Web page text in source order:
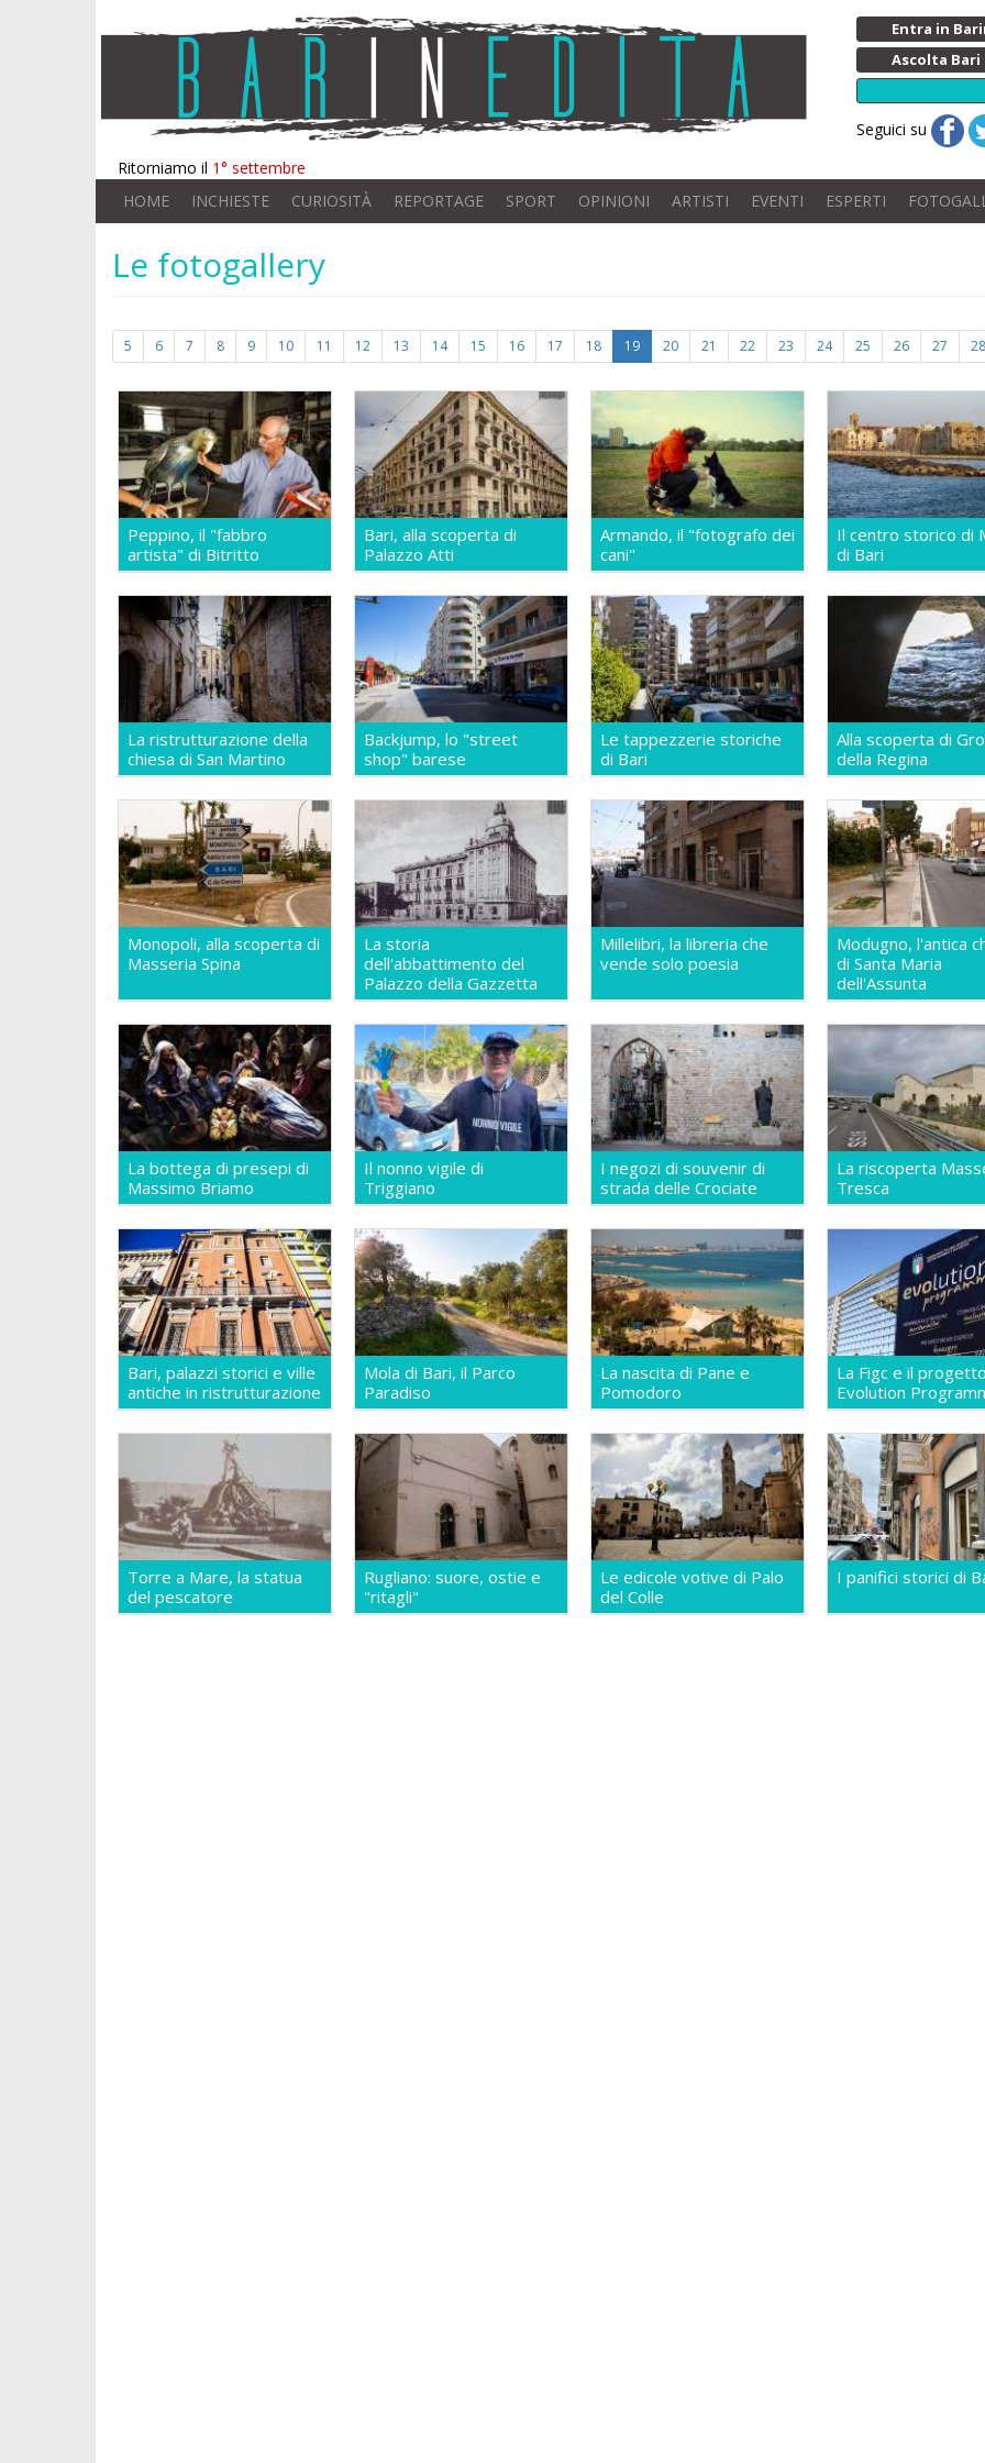
Ritorniamo il 1° settembre
Entra in
Ascolta
Seguici su
HOME INCHIESTE CURIOSITÀ REPORTAGE SPORT OPINIONI ARTISTI EVENTI ESPERTI
Le fotogallery
5 6 7 8 9 10 11 12 13 14 15 16 17 18 19 20 21 22 23 24 25 26 27 28
Peppino, il "fabbro
artista" di Bitritto
Bari, alla scoperta di
Palazzo Atti
Armando, il "fotografo dei
cani"
Il centro storico di
di Bari
La ristrutturazione della
chiesa di San Martino
Backjump, lo "street
shop" barese
Le tappezzerie storiche
di Bari
Alla scoperta di
della Regina
Monopoli, alla scoperta di
Masseria Spina
La storia
dell'abbattimento del
Palazzo della Gazzetta
Millelibri, la libreria che
vende solo poesia
Modugno, l'antica
di Santa Maria
dell'Assunta
La bottega di presepi di
Massimo Briamo
Il nonno vigile di
Triggiano
I negozi di souvenir di
strada delle Crociate
La riscoperta
Tresca
Bari, palazzi storici e ville
antiche in ristrutturazione
Mola di Bari, il Parco
Paradiso
La nascita di Pane e
Pomodoro
La Figc e il
Evolution
Torre a Mare, la statua
del pescatore
Rugliano: suore, ostie e
"ritagli"
Le edicole votive di Palo
del Colle
I panifici storici di